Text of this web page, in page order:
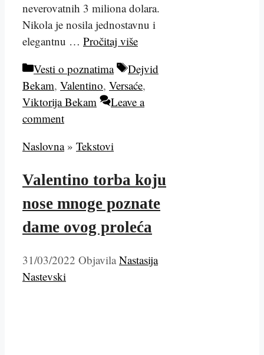
neverovatnih 3 miliona dolara.
Nikola je nosila jednostavnu i
elegantnu … Pročitaj više
Kategorije
Vesti o poznatima Tags
Dejvid
Bekam, Valentino, Versaće,
Viktorija Bekam
Leave a
comment
Naslovna» Tekstovi
Valentino torba koju
nose mnoge poznate
dame ovog proleća
31/03/2022 Objavila Nastasija
Nastevski